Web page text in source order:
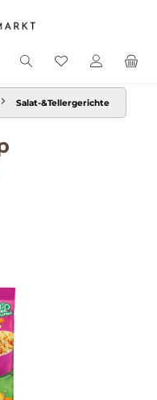
Salat-&Tellergerichte